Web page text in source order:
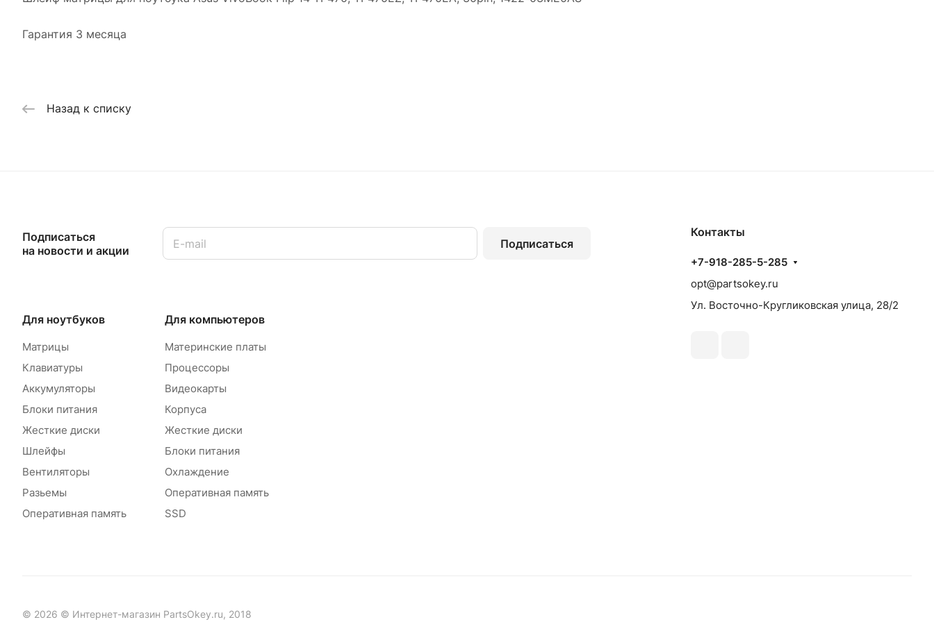
Гарантия 3 месяца
Назад к списку
Подписаться
на новости и акции
Подписаться
Для ноутбуков
Матрицы
Клавиатуры
Аккумуляторы
Блоки питания
Жесткие диски
Шлейфы
Вентиляторы
Разьемы
Оперативная память
Для компьютеров
Материнские платы
Процессоры
Видеокарты
Корпуса
Жесткие диски
Блоки питания
Охлаждение
Оперативная память
SSD
Контакты
+7-918-285-5-285
opt@partsokey.ru
Ул. Восточно-Кругликовская улица, 28/2
© 2026 © Интернет-магазин PartsOkey.ru, 2018